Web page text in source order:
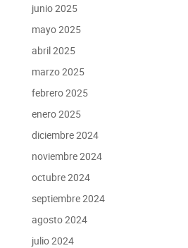
junio 2025
mayo 2025
abril 2025
marzo 2025
febrero 2025
enero 2025
diciembre 2024
noviembre 2024
octubre 2024
septiembre 2024
agosto 2024
julio 2024